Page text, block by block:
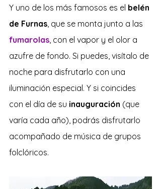
Y uno de los más famosos es el belén
de Furnas , que se monta junto a las
fumarolas , con el vapor y el olor a
azufre de fondo. Si puedes, visítalo de
noche para disfrutarlo con una
iluminación especial. Y si coincides
con el día de su inauguración (que
varía cada año), podrás disfrutarlo
acompañado de música de grupos
folclóricos.